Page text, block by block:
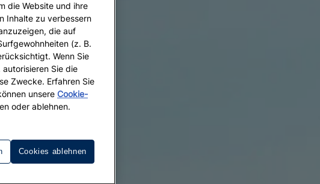
die Website und ihre
Inhalte zu verbessern
die auf
(z. B.
Wenn Sie
Sie die
Zwecke. Erfahren Sie
unsere Cookie-
oder ablehnen.
Cookies ablehnen